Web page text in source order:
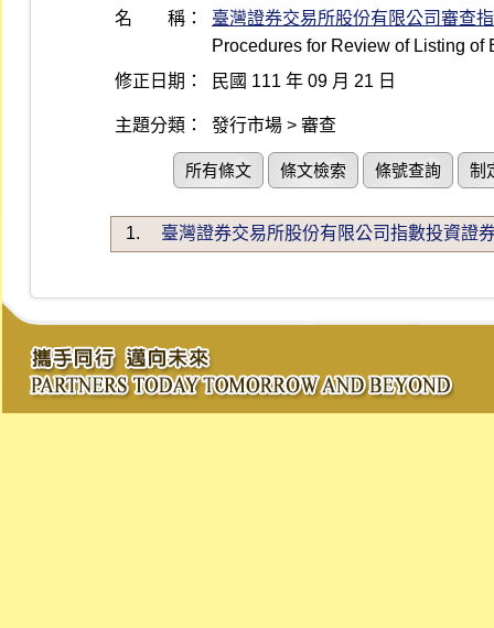
名 稱：
臺灣證券交易所股份有限公司審查
Procedures for Review of Listing of
修正日期：
民國 111 年 09 月 21 日
主題分類： 發行市場 > 審查
所有條文 條文檢索 條號查詢 制
1. 臺灣證券交易所股份有限公司指數投資證